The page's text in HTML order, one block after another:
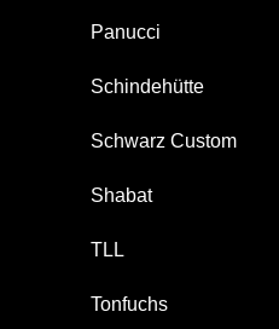
Panucci
Schindehütte
Schwarz Custom
Shabat
TLL
Tonfuchs